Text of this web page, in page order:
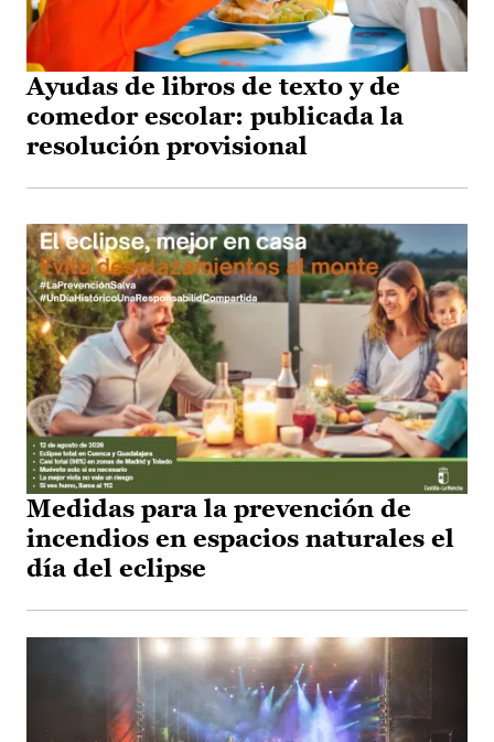
Ayudas de libros de texto y de
comedor escolar: publicada la
resolución provisional
Medidas para la prevención de
incendios en espacios naturales el
día del eclipse